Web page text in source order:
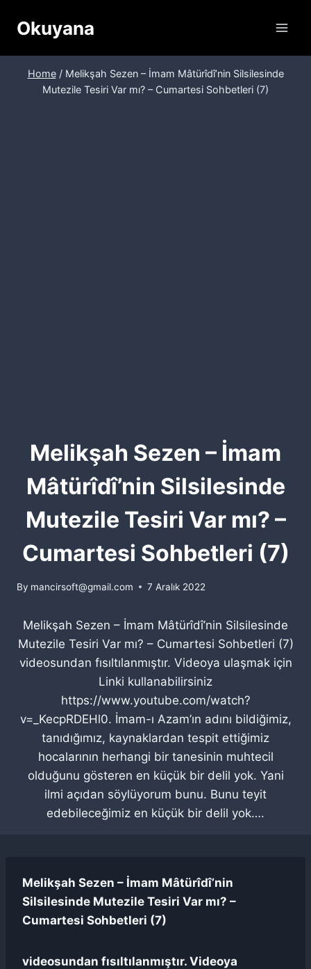
Okuyana
Home / Melikşah Sezen – İmam Mâtürîdî’nin Silsilesinde
Mutezile Tesiri Var mı? – Cumartesi Sohbetleri (7)
Melikşah Sezen – İmam
Mâtürîdî’nin Silsilesinde
Mutezile Tesiri Var mı? –
Cumartesi Sohbetleri (7)
By mancirsoft@gmail.com 7 Aralık 2022
Melikşah Sezen – İmam Mâtürîdî’nin Silsilesinde
Mutezile Tesiri Var mı? – Cumartesi Sohbetleri (7)
videosundan fısıltılanmıştır. Videoya ulaşmak için
Linki kullanabilirsiniz
https://www.youtube.com/watch?
v=_KecpRDEHl0. İmam-ı Azam’ın adını bildiğimiz,
tanıdığımız, kaynaklardan tespit ettiğimiz
hocalarının herhangi bir tanesinin muhtecil
olduğunu gösteren en küçük bir delil yok. Yani
ilmi açıdan söylüyorum bunu. Bunu teyit
edebileceğimiz en küçük bir delil yok….
Melikşah Sezen – İmam Mâtürîdî’nin
Silsilesinde Mutezile Tesiri Var mı? –
Cumartesi Sohbetleri (7)
videosundan fısıltılanmıştır. Videoya